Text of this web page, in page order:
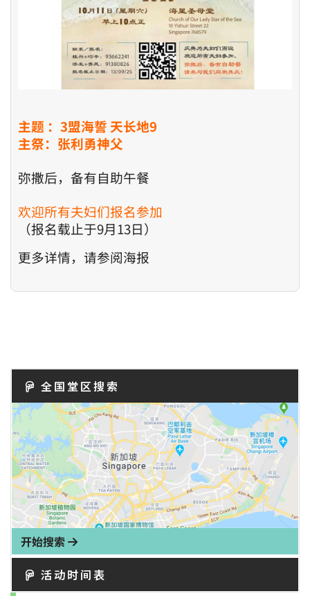
主题 ：3盟海誓 天长地9
主祭：张利勇神父
弥撒后，备有自助午餐
欢迎所有夫妇们报名参加
（报名载止于9月13日）
更多详情，请参阅海报
全国堂区搜索
开始搜索
活动时间表